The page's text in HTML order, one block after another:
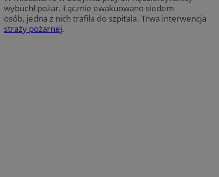
wybuchł pożar. Łącznie ewakuowano siedem
osób, jedna z nich trafiła do szpitala. Trwa interwencja
straży pożarnej.